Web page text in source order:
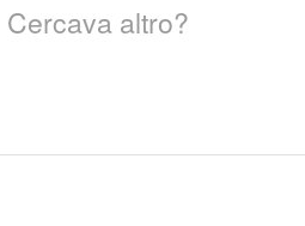
Cercava altro?